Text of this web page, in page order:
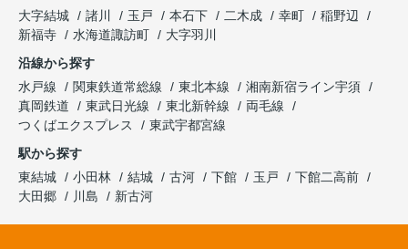
大字結城
諸川 玉戸 本石下 二木成 幸町
稲野辺
新福寺
水海道諏訪町
大字羽川
沿線から探す
水戸線
関東鉄道常総線 東北本線
湘南新宿ライン宇須
真岡鉄道
東武日光線 東北新幹線
両毛線
つくばエクスプレス
東武宇都宮線
駅から探す
東結城
小田林 結城 古河 下館 玉戸
下館二高前
大田郷
川島 新古河